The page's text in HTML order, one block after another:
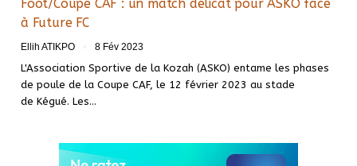
Foot/Coupe CAF : un match délicat pour ASKO face
à Future FC
Ellih ATIKPO 8 Fév 2023
L'Association Sportive de la Kozah (ASKO) entame les phases
de poule de la Coupe CAF, le 12 février 2023 au stade
de Kégué. Les…